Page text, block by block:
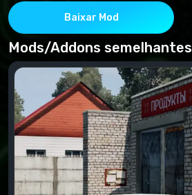
Baixar Mod
Mods/Addons semelhantes